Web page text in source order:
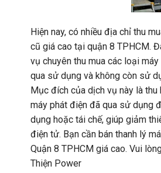
Hiện nay, có nhiều địa chỉ thu
cũ giá cao tại quận 8 TPHCM.
vụ chuyên thu mua các loại
qua sử dụng và không còn sử
Mục đích của dịch vụ này là
máy phát điện đã qua sử dụng
dụng hoặc tái chế, giúp giảm
điện tử. Bạn cần bán thanh lý
Quận 8 TPHCM giá cao. Vui
Thiện Power